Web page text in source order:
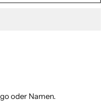
oder Namen.